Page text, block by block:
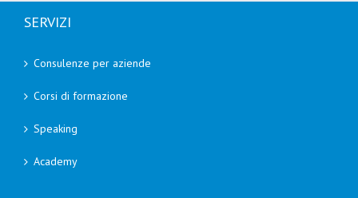
SERVIZI
Consulenze per aziende
Corsi di formazione
Speaking
Academy